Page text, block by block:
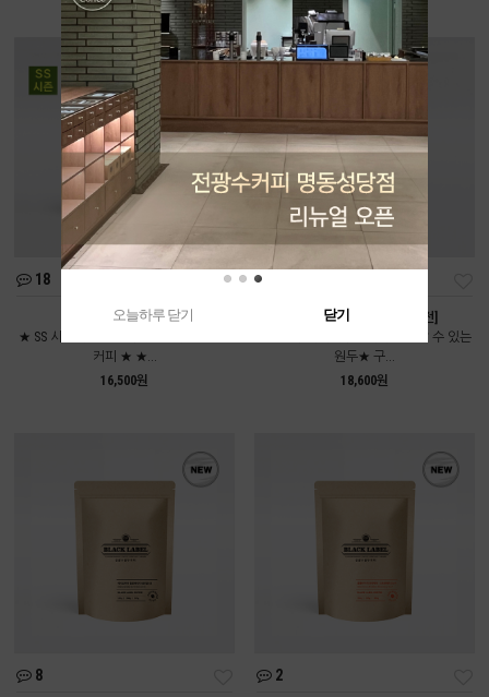
18
여름인가봄 [중배전]
★ SS 시즌에만 만날 수 있는 시즌블렌드
커피 ★ ★...
16,500원
콜롬비아 디카페인 [약배전]
★전광수커피하우스에서도 만날 수 있는
원두★ 구...
18,600원
8 2
오늘하루 닫기 닫기